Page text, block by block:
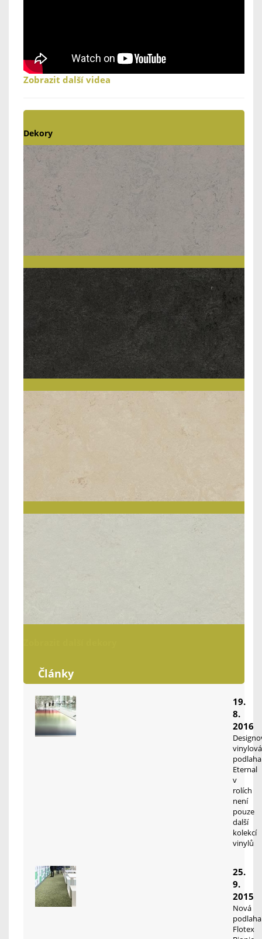
Zobrazit další videa
Dekory
Články
19.
8.
2016
vinylová
podlaha
Eternal
v
rolích
není
pouze
další
kolekcí
vinylů
25.
9.
2015
Nová
podlaha
Flotex